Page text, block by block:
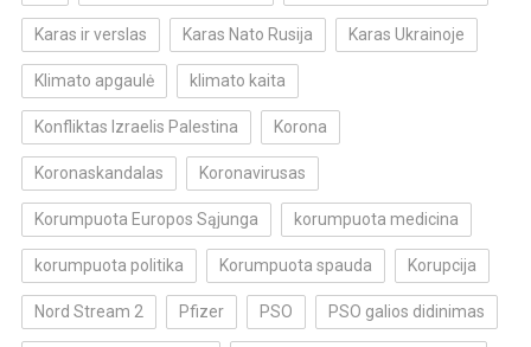
Karas ir verslas Karas Nato Rusija Karas Ukrainoje
Klimato apgaulė klimato kaita
Konfliktas Izraelis Palestina Korona
Koronaskandalas Koronavirusas
Korumpuota Europos Sąjunga korumpuota medicina
korumpuota politika Korumpuota spauda Korupcija
Nord Stream 2 Pfizer PSO PSO galios didinimas